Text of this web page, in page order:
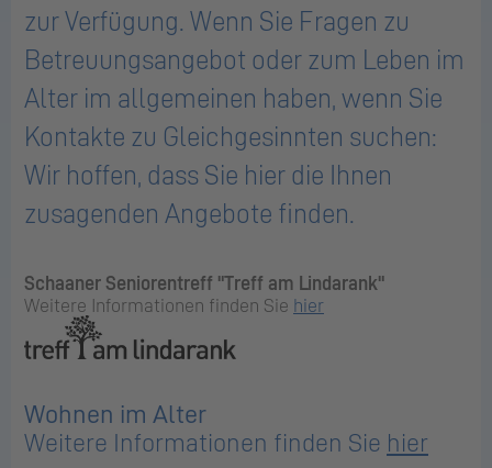
zur Verfügung. Wenn Sie Fragen zu
Betreuungsangebot oder zum Leben im
Alter im allgemeinen haben, wenn Sie
Kontakte zu Gleichgesinnten suchen:
Wir hoffen, dass Sie hier die Ihnen
zusagenden Angebote finden.
Schaaner Seniorentreff "Treff am Lindarank"
Weitere Informationen finden Sie hier
Wohnen im Alter
Weitere Informationen finden Sie hier